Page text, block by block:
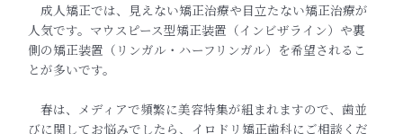
成人矯正では、見えない矯正治療や目立たない矯正治療が
人気です。マウスピース型矯正装置（インビザライン）や裏
側の矯正装置（リンガル・ハーフリンガル）を希望されるこ
とが多いです。
春は、メディアで頻繁に美容特集が組まれますので、歯並
びに関してお悩みでしたら、イロドリ矯正歯科にご相談くだ